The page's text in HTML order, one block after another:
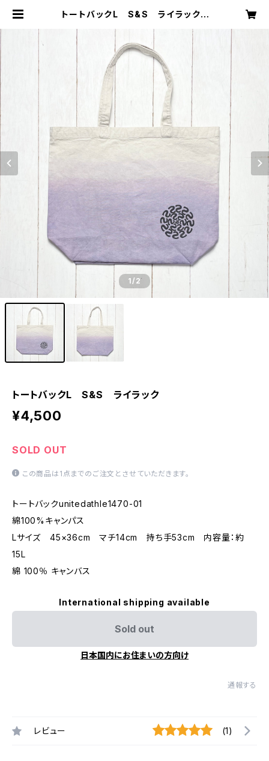
トートバックL S&S ライラック |
1/2
トートバックL S&S ライラック
¥4,500
SOLD OUT
この商品は1点までのご注文とさせていただきます。
トートバックunitedathle1470-01
綿100%キャンパス
Lサイズ 45×36cm マチ14cm 持ち手53cm 内容量：約
15L
綿 100％ キャンバス
International shipping available
Sold out
日本国内にお住まいの方向け
通報する
レビュー (1)